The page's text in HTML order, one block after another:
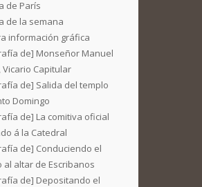
de París
de la semana
información gráfica
de] Monseñor Manuel
Vicario Capitular
de] Salida del templo
Domingo
de] La comitiva oficial
á la Catedral
de] Conduciendo el
altar de Escribanos
de] Depositando el